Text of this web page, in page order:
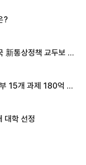
?
新통상정책 교두보 활
15개 과제 180억 지
대학 선정